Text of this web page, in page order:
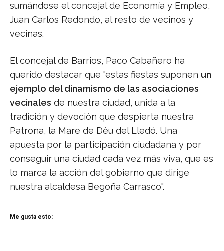
sumándose el concejal de Economía y Empleo,
Juan Carlos Redondo, al resto de vecinos y
vecinas.
El concejal de Barrios, Paco Cabañero ha
querido destacar que "estas fiestas suponen un
ejemplo del dinamismo de las asociaciones
vecinales de nuestra ciudad, unida a la
tradición y devoción que despierta nuestra
Patrona, la Mare de Déu del Lledó. Una
apuesta por la participación ciudadana y por
conseguir una ciudad cada vez más viva, que es
lo marca la acción del gobierno que dirige
nuestra alcaldesa Begoña Carrasco".
Me gusta esto: